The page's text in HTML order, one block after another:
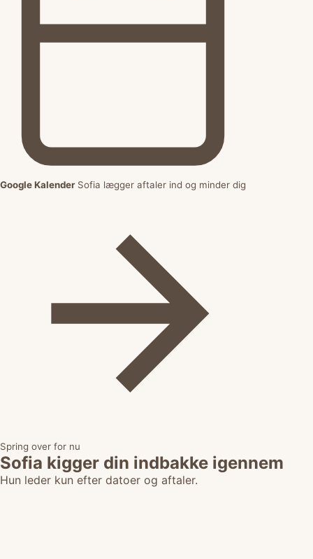
Google Kalender Sofia lægger aftaler ind og minder dig
Spring over for nu
Sofia kigger din indbakke igennem
Hun leder kun efter datoer og aftaler.